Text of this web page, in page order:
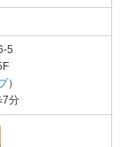
5
）
7分